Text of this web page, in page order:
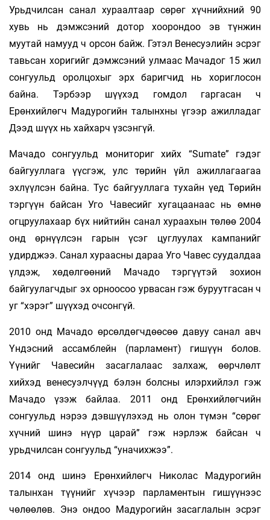
Урьдчилсан санал хураалтаар сөрөг хүчнийхний 90
хувь нь дэмжсэний дотор хоорондоо эв түнжин
муутай намууд ч орсон байж. Гэтэл Венесуэлийн эсрэг
тавьсан хоригийг дэмжсэний улмаас Мачадог 15 жил
сонгуульд оролцохыг эрх баригчид нь хориглосон
байна. Тэрбээр шүүхэд гомдол гаргасан ч
Ерөнхийлөгч Мадурогийн талынхны үгээр ажилладаг
Дээд шүүх нь хайхарч үзсэнгүй.
Мачадо сонгуульд мониториг хийх “Sumate” гэдэг
байгууллага үүсгэж, улс төрийн үйл ажиллагаагаа
эхлүүлсэн байна. Тус байгууллага тухайн үед Төрийн
тэргүүн байсан Уго Чавесийг хугацаанаас нь өмнө
огцруулахаар бүх нийтийн санал хураахын төлөө 2004
онд өрнүүлсэн гарын үсэг цуглуулах кампанийг
удирджээ. Санал хураасны дараа Уго Чавес суудалдаа
үлдэж, хөдөлгөөний Мачадо тэргүүтэй зохион
байгуулагчдыг эх орноосоо урвасан гэж буруутгасан ч
уг “хэрэг” шүүхэд очсонгүй.
2010 онд Мачадо өрсөлдөгчдөөсөө давуу санал авч
Үндэсний ассамблейн (парламент) гишүүн болов.
Үүнийг Чавесийн засаглалаас залхаж, өөрчлөлт
хийхэд венесуэлчүүд бэлэн болсны илэрхийлэл гэж
Мачадо үзэж байлаа. 2011 онд Ерөнхийлөгчийн
сонгуульд нэрээ дэвшүүлэхэд нь олон түмэн “сөрөг
хүчний шинэ нүүр царай” гэж нэрлэж байсан ч
урьдчилсан сонгуульд “уначихжээ”.
2014 онд шинэ Ерөнхийлөгч Николас Мадурогийн
талынхан түүнийг хүчээр парламентын гишүүнээс
чөлөөлөв. Энэ ондоо Мадурогийн засаглалын эсрэг